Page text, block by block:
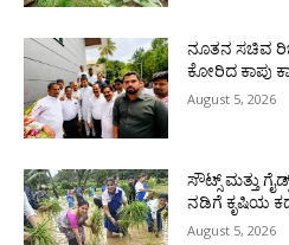
ನೂತನ ಸಚಿವ
ಕೋರಿದ ಕಾಪು
August 5, 2026
ಸೌಟ್ಸ್ ಮತ್ತು
ನಡಿಗೆ ಕೃಷಿಯ
August 5, 2026